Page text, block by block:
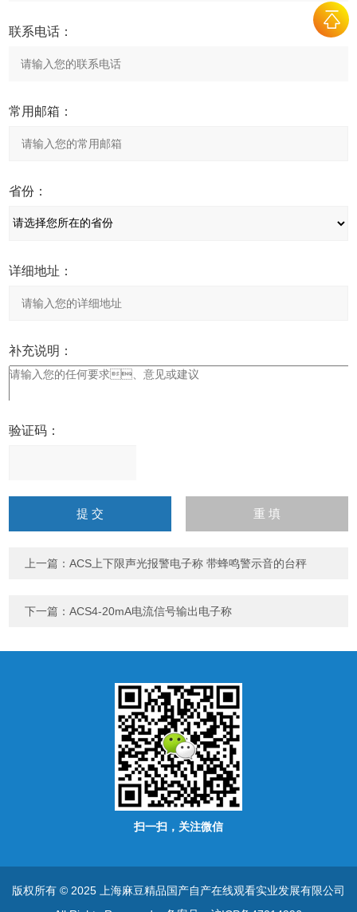
联系电话：
常用邮箱：
省份：
详细地址：
补充说明：
验证码：
字），如：三加四=7
上一篇：ACS上下限声光报警电子称 带蜂鸣警示音的台秤
下一篇：ACS4-20mA电流信号输出电子称
扫一扫，关注微信
版权所有 © 2025 上海麻豆精品国产自产在线观看实业发展有限公司